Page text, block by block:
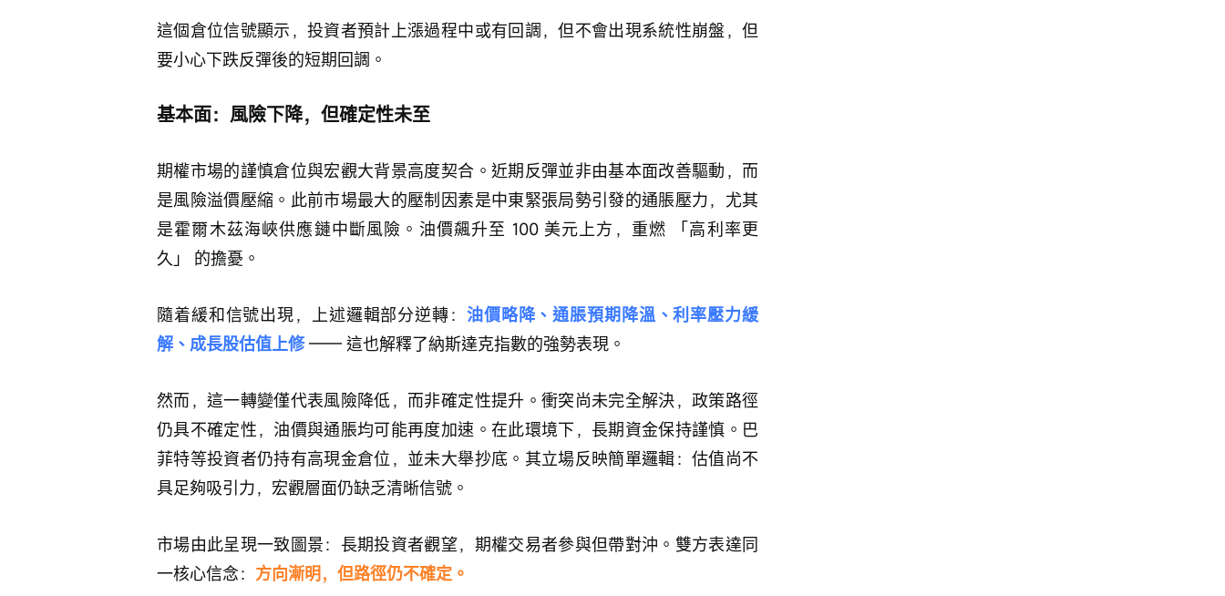
這個倉位信號顯示，投資者預計上漲過程中或有回調，但不會出現系統性崩盤，但
要小心下跌反彈後的短期回調。
基本面：風險下降，但確定性未至
期權市場的謹慎倉位與宏觀大背景高度契合。近期反彈並非由基本面改善驅動，而
是風險溢價壓縮。此前市場最大的壓制因素是中東緊張局勢引發的通脹壓力，尤其
是霍爾木茲海峽供應鏈中斷風險。油價飆升至 100 美元上方，重燃 「高利率更
久」 的擔憂。
隨着緩和信號出現，上述邏輯部分逆轉： 油價略降、通脹預期降溫、利率壓力緩
解、成長股估值上修 —— 這也解釋了納斯達克指數的強勢表現。
然而，這一轉變僅代表風險降低，而非確定性提升。衝突尚未完全解決，政策路徑
仍具不確定性，油價與通脹均可能再度加速。在此環境下，長期資金保持謹慎。巴
菲特等投資者仍持有高現金倉位，並未大舉抄底。其立場反映簡單邏輯：估值尚不
具足夠吸引力，宏觀層面仍缺乏清晰信號。
市場由此呈現一致圖景：長期投資者觀望，期權交易者參與但帶對沖。雙方表達同
一核心信念： 方向漸明，但路徑仍不確定。